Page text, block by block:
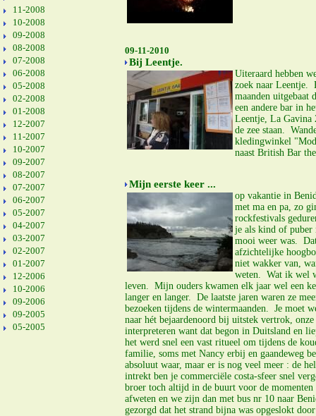
11-2008
10-2008
09-2008
08-2008
07-2008
06-2008
05-2008
02-2008
01-2008
12-2007
11-2007
10-2007
09-2007
08-2007
07-2007
06-2007
05-2007
04-2007
03-2007
02-2007
01-2007
12-2006
10-2006
09-2006
09-2005
05-2005
09-11-2010
Bij Leentje.
Uiteraard hebben
zoek naar Leentje.
maanden uitgebaat
een andere bar in
Leentje, La Gavina
de zee staan.
kledingwinkel
naast British Bar
Mijn eerste keer ...
op vakantie in
met ma en pa, zo
rockfestivals
je als kind of puber
mooi weer was.
afzichtelijke
niet wakker van,
weten. Wat ik wel
leven. Mijn ouders kwamen elk jaar wel een
langer en langer. De laatste jaren waren ze
bezoeken tijdens de wintermaanden. Je moet
naar hét bejaardenoord bij uitstek vertrok,
interpreteren want dat begon in Duitsland en
het werd snel een vast ritueel om tijdens de
familie, soms met Nancy erbij en gaandeweg
absoluut waar, maar er is nog veel meer : de
intrekt ben je commerciële costa-sfeer snel
broer toch altijd in de buurt voor de
afweten en we zijn dan met bus nr 10 naar
gezorgd dat het strand bijna was opgeslokt